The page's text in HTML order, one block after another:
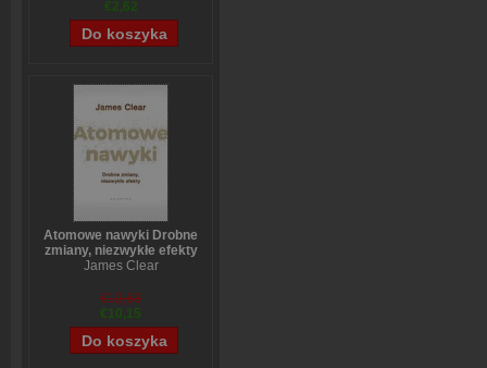
€2,62
Atomowe nawyki Drobne
zmiany, niezwykłe efekty
James Clear
€12,63
€10,15